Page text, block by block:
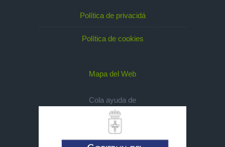
Política de privacidá
Política de cookies
Mapa del Web
Cola ayuda de